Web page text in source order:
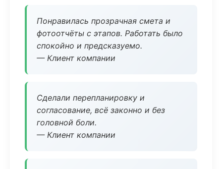
Понравилась прозрачная смета и
фотоотчёты с этапов. Работать было
спокойно и предсказуемо.
— Клиент компании
Сделали перепланировку и
согласование, всё законно и без
головной боли.
— Клиент компании